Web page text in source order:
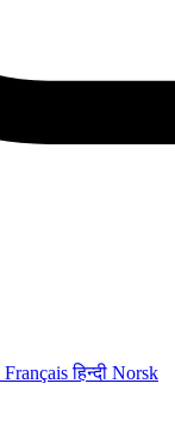
Françaisहिन्दी Norsk